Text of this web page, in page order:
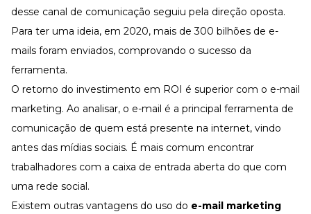
Ferramentas e Templates
Para agilizar o seu trabalho
Conteúdo prático e rápido
Kits
Lives
Newsletters
desse canal de comunicação seguiu pela direção oposta.
Para ter uma ideia, em 2020, mais de 300 bilhões de e-
mails foram enviados, comprovando o sucesso da
ferramenta.
O retorno do investimento em ROI é superior com o e-mail
marketing. Ao analisar, o e-mail é a principal ferramenta de
comunicação de quem está presente na internet, vindo
antes das mídias sociais. É mais comum encontrar
trabalhadores com a caixa de entrada aberta do que com
uma rede social.
Existem outras vantagens do uso do e-mail marketing